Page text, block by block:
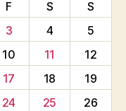
F S
S
3 4
5
10 11
12
17 18
19
24 25 26